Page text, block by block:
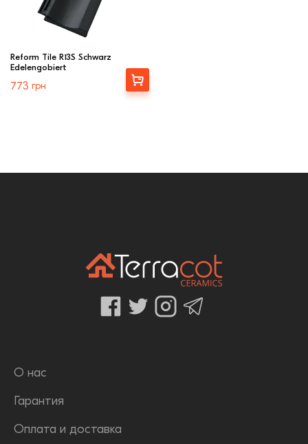
Reform Tile R13S Schwarz
Edelengobiert
773 грн
Выбрать
О нас
Гарантия
Оплата и доставка